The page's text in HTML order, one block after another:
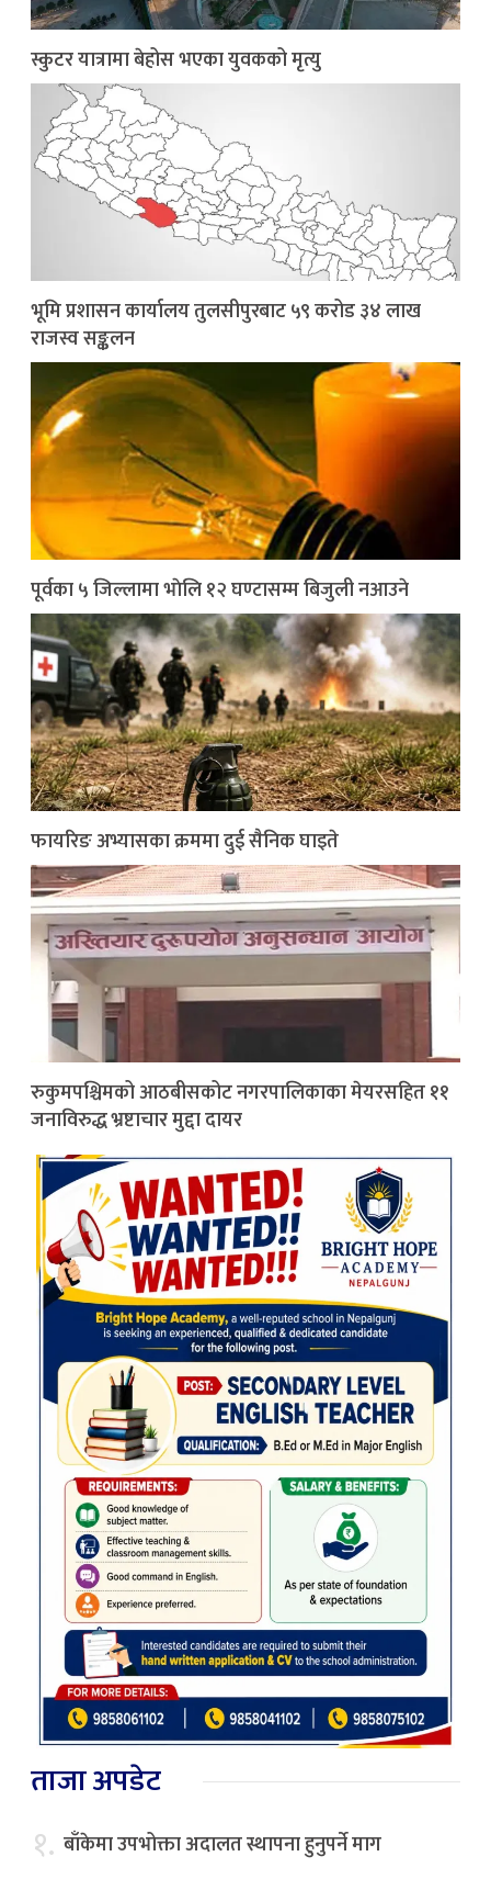
स्कुटर यात्रामा बेहोस भएका युवकको मृत्यु
भूमि प्रशासन कार्यालय तुलसीपुरबाट ५९ करोड ३४ लाख
राजस्व सङ्कलन
पूर्वका ५ जिल्लामा भाेलि १२ घण्टासम्म बिजुली नआउने
फायरिङ अभ्यासका क्रममा दुई सैनिक घाइते
रुकुमपश्चिमको आठबीसकोट नगरपालिकाका मेयरसहित ११
जनाविरुद्ध भ्रष्टाचार मुद्दा दायर
ताजा अपडेट
१. बाँकेमा उपभोक्ता अदालत स्थापना हुनुपर्ने माग